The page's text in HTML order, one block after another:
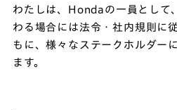
わたしは、Hondaの一員として
わる場合には法令・社内規則に
もに、様々なステークホルダー
ます。